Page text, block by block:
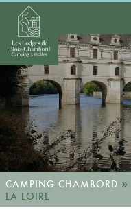
CAMPING CHAMBORD »
LA LOIRE